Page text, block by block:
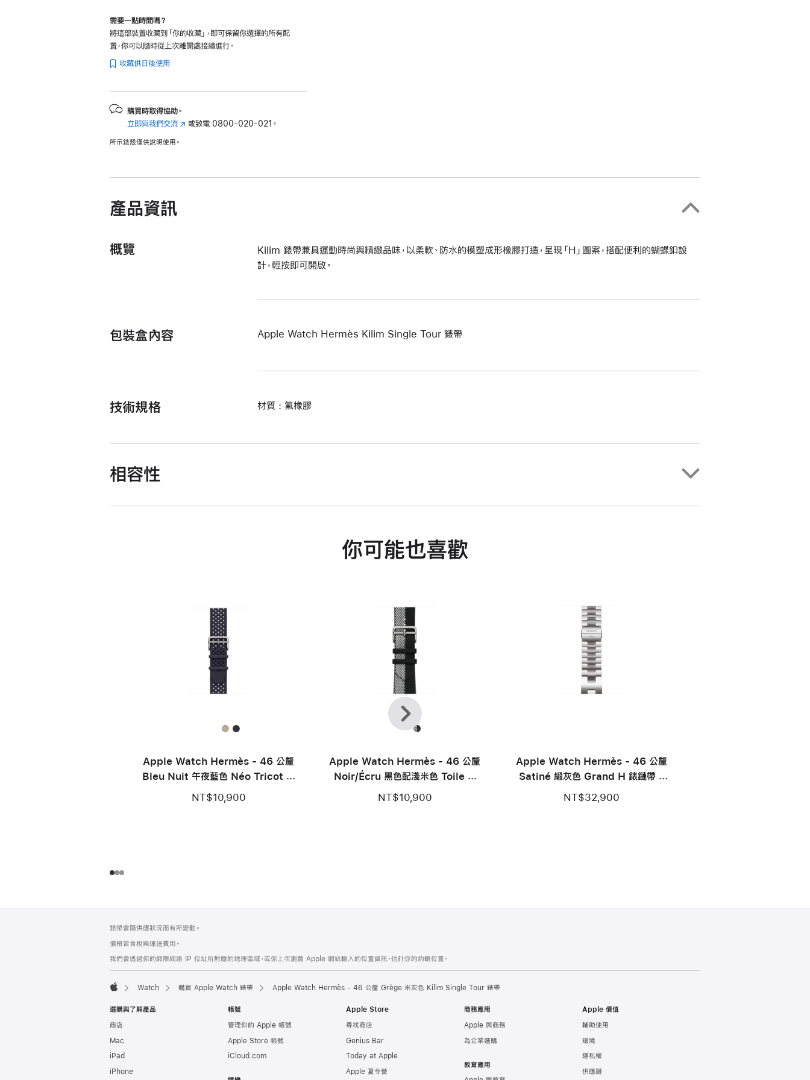
需要一點時間嗎？
將這部裝置收藏到「你的收藏」，即可保留你選擇的所有配
置，你可以隨時從上次離開處接續進行。
收藏供日後使用
購買時取得協助。
立即與我們交流 (以 或致電 0800-020-021。
所示錶殼僅供說明使用。
產品資訊
概覽
Kilim 錶帶兼具運動時尚與精緻品味，以柔軟、防水的模塑成形橡膠打造，呈現「H」圖案，搭配便利的蝴蝶釦設
計，輕按即可開啟。
包裝盒內容 Apple Watch Hermès Kilim Single Tour 錶帶
技術規格 材質 : 氟橡膠
相容性
你可能也喜歡
Apple Watch Hermès - 46 公釐
Bleu Nuit 午夜藍色 Néo Tricot 錶
NT$10,900
Apple Watch Hermès - 46 公釐
Noir/Écru 黑色配淺米色 Toile H
Double Jeu 錶帶
NT$10,900
Apple Watch Hermès - 46 公釐
Satiné 緞灰色 Grand H 錶鏈帶 -
NT$32,900
上
一
個
下
一
步
腳
腳
錶帶會隨供應狀況而有所變動。
價格皆含稅與運送費用。
我們會透過你的網際網路 IP 位址所對應的地理區域，或你上次瀏覽 Apple 網站輸入的位置資訊，估計你的約略位置。
Watch 購買 Apple Watch 錶帶 Apple Watch Hermès - 46 公釐 Grège 米‍灰‍色 Kilim Single Tour 錶帶
選購與了解產品
商店
Mac
iPad
iPhone
帳號
管理你的 Apple 帳號
Apple Store 帳號
iCloud.com
Apple Store
尋找商店
Genius Bar
Today at Apple
Apple 夏令營
商務應用
Apple 與商務
為企業選購
教育應用
Apple 價值
輔助使用
環境
隱私權
供應鏈